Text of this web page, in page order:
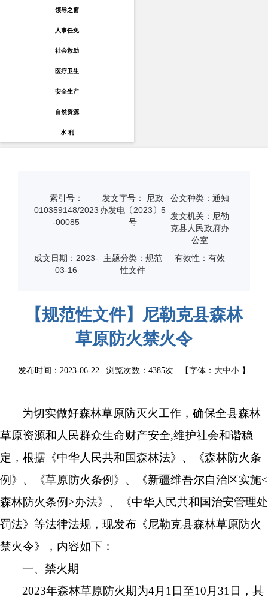
领导之窗
人事任免
社会救助
医疗卫生
安全生产
自然资源
水 利
索引号：
010359148/2023
-00085
发文字号： 尼政
办发电〔2023〕5
号
公文种类：通知
发文机关：尼勒
克县人民政府办
公室
成文日期： 2023-
03-16
主题分类：规范
性文件
有效性：有效
【规范性文件】尼勒克县森林
草原防火禁火令
发布时间：2023-06-22 浏览次数： 4385次 【字体： 大中小 】
为切实做好森林草原防灭火工作，确保全县森林
草原资源和人民群众生命财产安全,维护社会和谐稳
定，根据《中华人民共和国森林法》、《森林防火条
例》、《草原防火条例》、《新疆维吾尔自治区实施<
森林防火条例>办法》、《中华人民共和国治安管理处
罚法》等法律法规，现发布《尼勒克县森林草原防火
禁火令》，内容如下：
一、禁火期
2023年森林草原防火期为4月1日至10月31日，其